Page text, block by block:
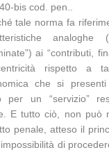
bis cod. pen..
tale norma fa
analoghe
ai “contributi,
rispetto a
che si
per un “servizio”
E tutto ciò, non può
penale, atteso il
di